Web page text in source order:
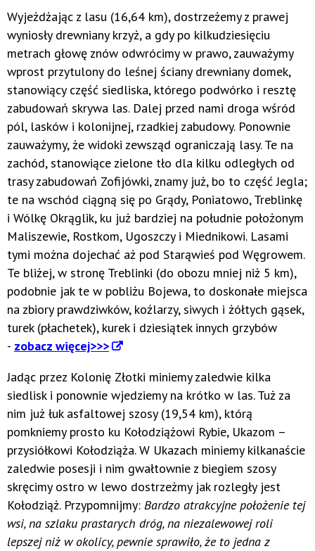
Wyjeżdżając z lasu (16,64 km), dostrzeżemy z prawej
wyniosły drewniany krzyż, a gdy po kilkudziesięciu
metrach głowę znów odwrócimy w prawo, zauważymy
wprost przytulony do leśnej ściany drewniany domek,
stanowiący część siedliska, którego podwórko i resztę
zabudowań skrywa las. Dalej przed nami droga wśród
pól, lasków i kolonijnej, rzadkiej zabudowy. Ponownie
zauważymy, że widoki zewsząd ograniczają lasy. Te na
zachód, stanowiące zielone tło dla kilku odległych od
trasy zabudowań Zofijówki, znamy już, bo to część Jegla;
te na wschód ciągną się po Grądy, Poniatowo, Treblinkę
i Wólkę Okrąglik, ku już bardziej na południe położonym
Maliszewie, Rostkom, Ugoszczy i Miednikowi. Lasami
tymi można dojechać aż pod Starąwieś pod Węgrowem.
Te bliżej, w stronę Treblinki (do obozu mniej niż 5 km),
podobnie jak te w pobliżu Bojewa, to doskonałe miejsca
na zbiory prawdziwków, koźlarzy, siwych i żółtych gąsek,
turek (płachetek), kurek i dziesiątek innych grzybów
- zobacz więcej>>>
Jadąc przez Kolonię Złotki miniemy zaledwie kilka
siedlisk i ponownie wjedziemy na krótko w las. Tuż za
nim już łuk asfaltowej szosy (19,54 km), którą
pomkniemy prosto ku Kołodziążowi Rybie, Ukazom –
przysiółkowi Kołodziąża. W Ukazach miniemy kilkanaście
zaledwie posesji i nim gwałtownie z biegiem szosy
skręcimy ostro w lewo dostrzeżmy jak rozległy jest
Kołodziąż. Przypomnijmy: Bardzo atrakcyjne położenie tej
wsi, na szlaku prastarych dróg, na niezalewowej roli
lepszej niż w okolicy, pewnie sprawiło, że to jedna z